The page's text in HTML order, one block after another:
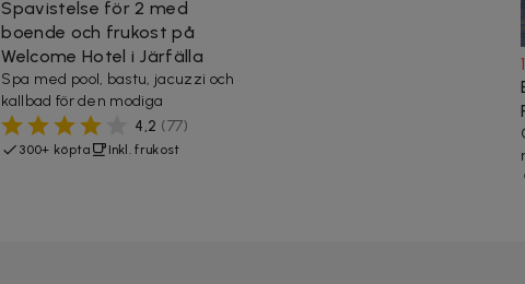
Spavistelse för 2 med
boende och frukost på
Welcome Hotel i Järfälla
Spa med pool, bastu, jacuzzi och
kallbad för den modiga
4,2 (77)
300+ köpta Inkl. frukost